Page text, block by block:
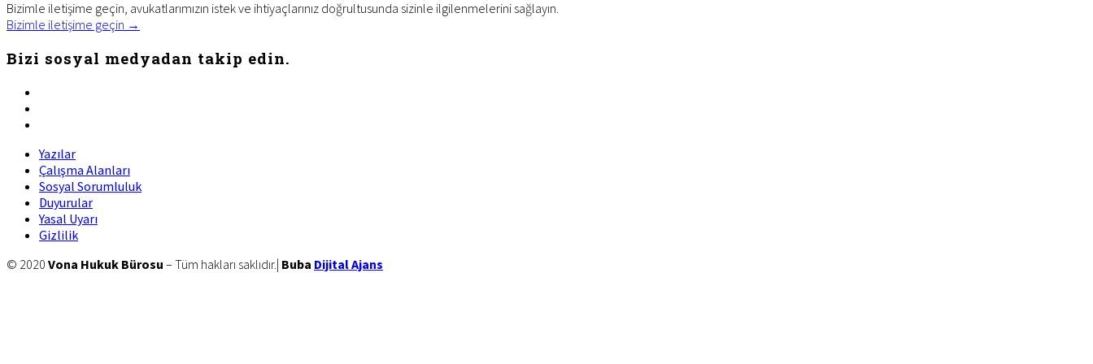
Bizimle iletişime geçin, avukatlarımızın istek ve ihtiyaçlarınız doğrultusunda sizinle ilgilenmelerini sağlayın.
Bizimle iletişime geçin →
Bizi sosyal medyadan takip edin.
Yazılar
Çalışma Alanları
Sosyal Sorumluluk
Duyurular
Yasal Uyarı
Gizlilik
Site
© 2020 Vona Hukuk Bürosu – Tüm hakları saklıdır.| Buba Dijital Ajans